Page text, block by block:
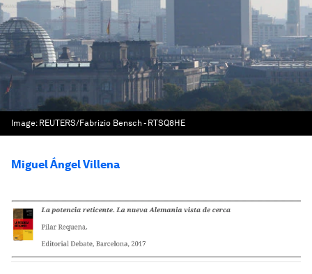
Image: REUTERS/Fabrizio Bensch - RTSQ8HE
Miguel Ángel Villena